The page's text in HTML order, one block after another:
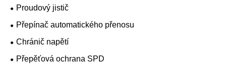
Proudový jistič
Přepínač automatického přenosu
Chránič napětí
Přepěťová ochrana SPD